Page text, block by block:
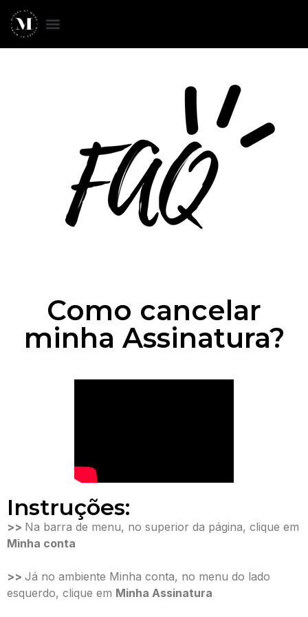
Como cancelar
minha Assinatura?
Instruções:
>> Na barra de menu, no superior da página, clique em
Minha conta
>> Já no ambiente Minha conta, no menu do lado
esquerdo, clique em Minha Assinatura